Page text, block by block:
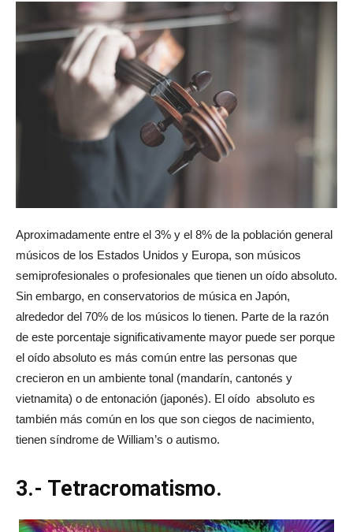
Aproximadamente entre el 3% y el 8% de la población general
músicos de los Estados Unidos y Europa, son músicos
semiprofesionales o profesionales que tienen un oído absoluto.
Sin embargo, en conservatorios de música en Japón,
alrededor del 70% de los músicos lo tienen. Parte de la razón
de este porcentaje significativamente mayor puede ser porque
el oído absoluto es más común entre las personas que
crecieron en un ambiente tonal (mandarín, cantonés y
vietnamita) o de entonación (japonés). El oído absoluto es
también más común en los que son ciegos de nacimiento,
tienen síndrome de William’s o autismo.
3.- Tetracromatismo.